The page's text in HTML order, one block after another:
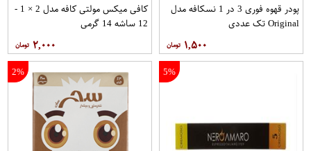
پودر قهوه فوری 3 در 1 نسکافه مدل
Original تک عددی
۱,۵۰۰
کافی میکس مولتی کافه مدل 2 × 1 -
12 ساشه 14 گرمی
۲,۰۰۰
5%
2%